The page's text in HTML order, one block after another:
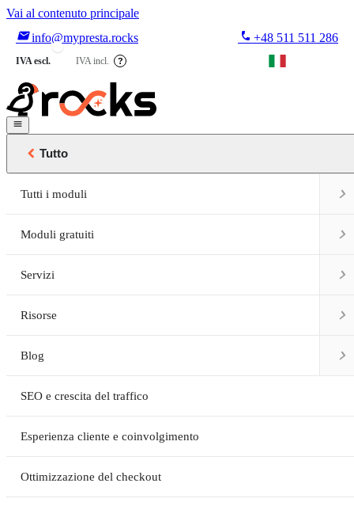
Vai al contenuto principale
info@mypresta.rocks phone +48 511 511 286
IVA escl. IVA incl. ?

 Tutto
Tutti i moduli 
Moduli gratuiti 
Servizi 
Risorse 
Blog 
SEO e crescita del traffico
Esperienza cliente e coinvolgimento
Ottimizzazione del checkout